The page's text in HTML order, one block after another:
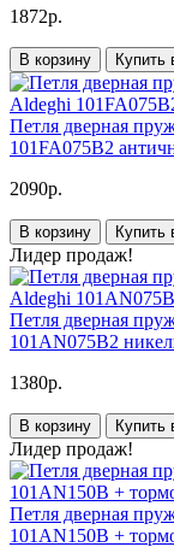
1872р.
В корзину Купить
Петля дверная
101FA075B2
2090р.
В корзину Купить
Лидер продаж!
Петля дверная
101AN075B2
1380р.
В корзину Купить
Лидер продаж!
Петля дверная
101AN150B +